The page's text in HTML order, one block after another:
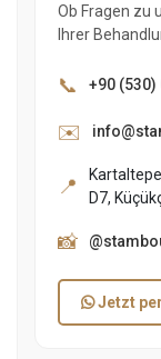
Ob Fragen zu
Ihrer
📞 +90 (530)
✉️
📍
D7,
📸
Jetzt